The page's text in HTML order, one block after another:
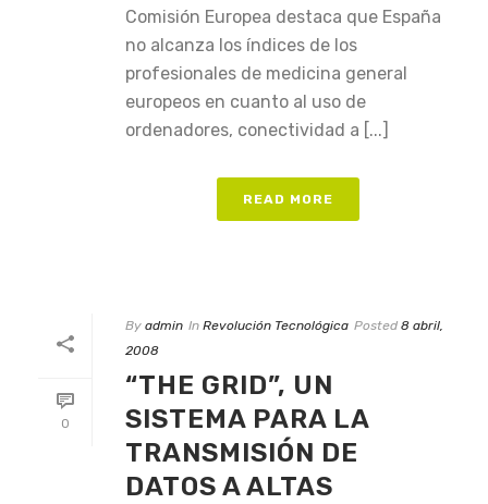
Comisión Europea destaca que España
no alcanza los índices de los
profesionales de medicina general
europeos en cuanto al uso de
ordenadores, conectividad a [...]
READ MORE
0
By admin In Revolución Tecnológica Posted 8 abril,
2008
“THE GRID”, UN
SISTEMA PARA LA
TRANSMISIÓN DE
DATOS A ALTAS